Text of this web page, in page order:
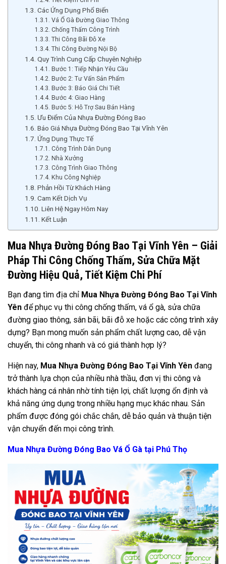
Các Ứng Dụng Phổ Biến
Vá Ổ Gà Đường Giao Thông
Chống Thấm Công Trình
Thi Công Bãi Đỗ Xe
Thi Công Đường Nội Bộ
Quy Trình Cung Cấp Chuyên Nghiệp
Bước 1: Tiếp Nhận Yêu Cầu
Bước 2: Tư Vấn Sản Phẩm
Bước 3: Báo Giá Chi Tiết
Bước 4: Giao Hàng
Bước 5: Hỗ Trợ Sau Bán Hàng
Ưu Điểm Của Nhựa Đường Đóng Bao
Báo Giá Nhựa Đường Đóng Bao Tại Vĩnh Yên
Ứng Dụng Thực Tế
Công Trình Dân Dụng
Nhà Xưởng
Công Trình Giao Thông
Khu Công Nghiệp
Phản Hồi Từ Khách Hàng
Cam Kết Dịch Vụ
Liên Hệ Ngay Hôm Nay
Kết Luận
Mua Nhựa Đường Đóng Bao Tại Vĩnh Yên – Giải
Pháp Thi Công Chống Thấm, Sửa Chữa Mặt
Đường Hiệu Quả, Tiết Kiệm Chi Phí
Bạn đang tìm địa chỉ Mua Nhựa Đường Đóng Bao Tại Vĩnh
Yên để phục vụ thi công chống thấm, vá ổ gà, sửa chữa
đường giao thông, sân bãi, bãi đỗ xe hoặc các công trình xây
dựng? Bạn mong muốn sản phẩm chất lượng cao, dễ vận
chuyển, thi công nhanh và có giá thành hợp lý?
Hiện nay, Mua Nhựa Đường Đóng Bao Tại Vĩnh Yên đang
trở thành lựa chọn của nhiều nhà thầu, đơn vị thi công và
khách hàng cá nhân nhờ tính tiện lợi, chất lượng ổn định và
khả năng ứng dụng trong nhiều hạng mục khác nhau. Sản
phẩm được đóng gói chắc chắn, dễ bảo quản và thuận tiện
vận chuyển đến mọi công trình.
Mua Nhựa Đường Đóng Bao Vá Ổ Gà tại Phú Thọ